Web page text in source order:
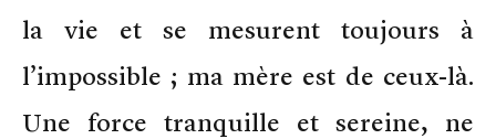
la vie et se mesurent toujours à
l’impossible ; ma mère est de ceux-là.
Une force tranquille et sereine, ne